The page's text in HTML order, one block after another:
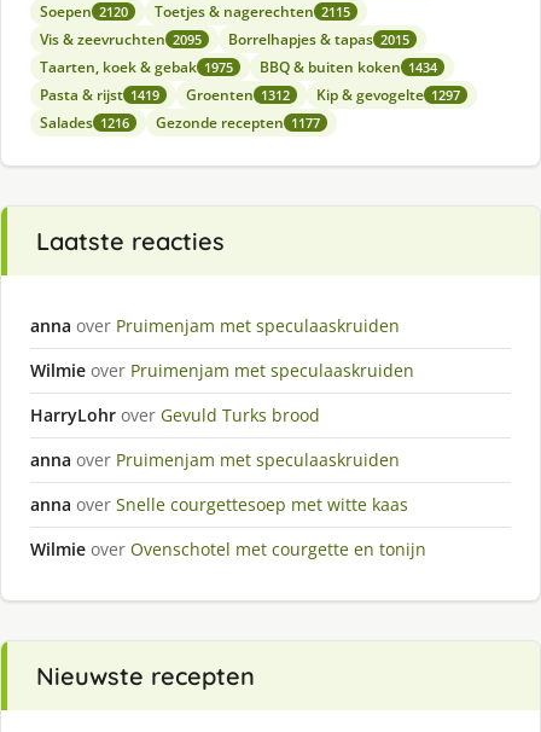
Soepen 2120 Toetjes & nagerechten 2115
Vis & zeevruchten 2095 Borrelhapjes & tapas 2015
Taarten, koek & gebak 1975 BBQ & buiten koken 1434
Pasta & rijst 1419 Groenten 1312 Kip & gevogelte 1297
Salades 1216 Gezonde recepten 1177
Laatste reacties
anna over Pruimenjam met speculaaskruiden
Wilmie over Pruimenjam met speculaaskruiden
HarryLohr over Gevuld Turks brood
anna over Pruimenjam met speculaaskruiden
anna over Snelle courgettesoep met witte kaas
Wilmie over Ovenschotel met courgette en tonijn
Nieuwste recepten